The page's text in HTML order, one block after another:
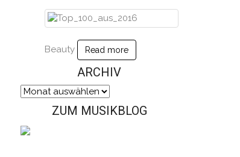
Beauty Read more
ARCHIV
Archiv
ZUM MUSIKBLOG